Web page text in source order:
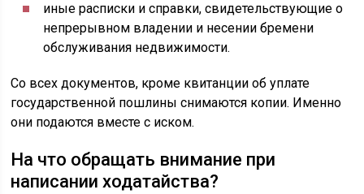
иные расписки и справки, свидетельствующие о
непрерывном владении и несении бремени
обслуживания недвижимости.
Со всех документов, кроме квитанции об уплате
государственной пошлины снимаются копии. Именно
они подаются вместе с иском.
На что обращать внимание при
написании ходатайства?